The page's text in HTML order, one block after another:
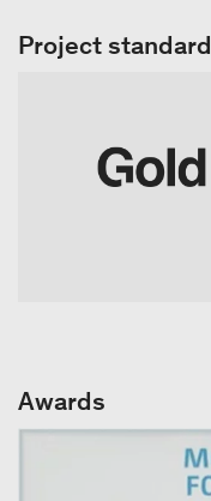
Project standard
Awards